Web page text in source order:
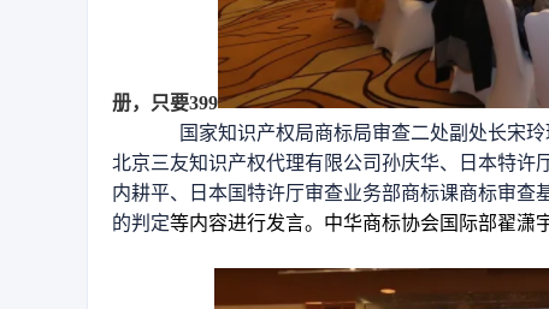
册，只要399
国家知识产权局商标局审查二处副处长宋玲
北京三友知识产权代理有限公司孙庆华、日本特
内耕平、日本国特许厅审查业务部商标课商标审
的判定等内容进行发言。中华商标协会国际部翟潇